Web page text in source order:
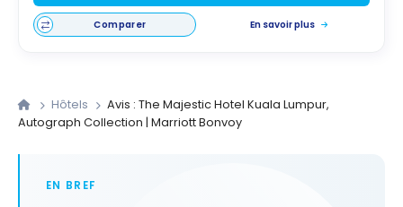
Comparer En savoir plus
Hôtels
Avis : The Majestic Hotel Kuala Lumpur,
Autograph Collection | Marriott Bonvoy
EN BREF